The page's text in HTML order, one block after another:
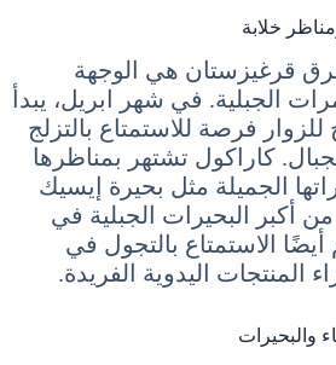
خلابة
قرغيزستان هي الوجهة
الجبلية. في شهر ابريل، يبدأ
للزوار فرصة للاستمتاع بالتزلج
كاراكول تشتهر بمناظرها
الجميلة مثل بحيرة إيسيك
أكبر البحيرات الجبلية في
أيضًا الاستمتاع بالتجول في
المنتجات اليدوية الفريدة.
والبحيرات